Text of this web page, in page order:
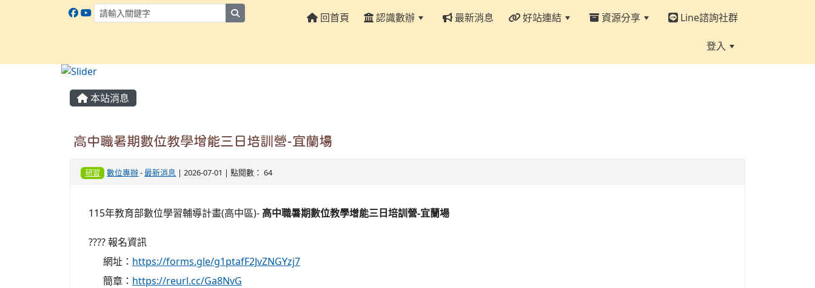
search 回首頁 認識數辦 最新消息 好站連結 資源分享 Line諮詢社群
登入
本站消息
高中職暑期數位教學增能三日培訓營-宜蘭場
研習 數位專辦-最新消息 | 2026-07-01 | 點閱數： 64
115年教育部數位學習輔導計畫(高中區)- 高中職暑期數位教學增能三日培訓營-宜蘭場
???? 報名資訊
網址： https://forms.gle/g1ptafF2JvZNGYzj7
簡章： https://reurl.cc/Ga8NvG